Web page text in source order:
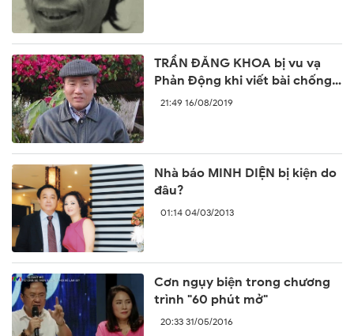
TRẦN ĐĂNG KHOA bị vu vạ
Phản Động khi viết bài chống
lại sự ngang ngược của Trung
21:49 16/08/2019
Nhà báo MINH DIỆN bị kiện do
đâu?
01:14 04/03/2013
Cơn ngụy biện trong chương
trình "60 phút mở"
20:33 31/05/2016